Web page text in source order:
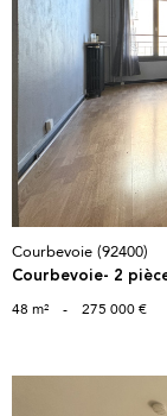
Courbevoie (92400)
Courbevoie- 2
48 m² - 275 000 €